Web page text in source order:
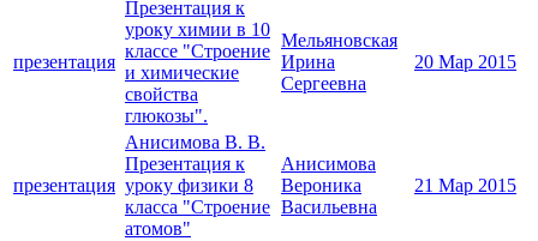
презентация
Презентация к
уроку химии в 10
классе "Строение
и химические
свойства
глюкозы".
Мельяновская
Ирина
Сергеевна
20 Мар 2015
презентация
Анисимова В. В.
Презентация к
уроку физики 8
класса "Строение
атомов"
Анисимова
Вероника
Васильевна
21 Мар 2015